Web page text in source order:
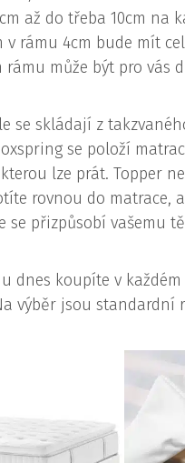
až do třeba 10cm na
v rámu 4cm bude mít
rámu může být pro vás
se skládají z
se položí
lze prát. Topper
rovnou do matrace,
se přizpůsobí vašemu
dnes koupíte v
výběr jsou standardní